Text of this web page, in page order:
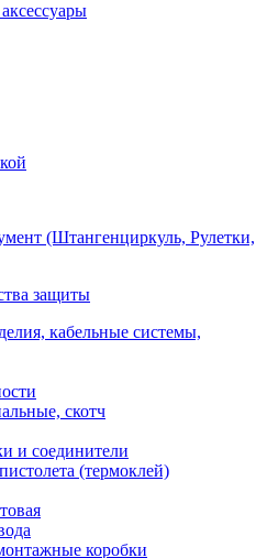
(Штангенциркуль, Рулетки,
защиты
кабельные системы,
скотч
и соединители
(термоклей)
коробки